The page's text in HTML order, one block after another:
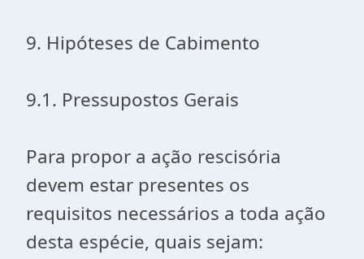
9. Hipóteses de Cabimento
9.1. Pressupostos Gerais
Para propor a ação rescisória
devem estar presentes os
requisitos necessários a toda ação
desta espécie, quais sejam: